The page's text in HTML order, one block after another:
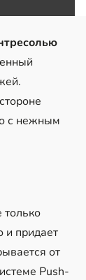
с нежным
только
и придает
от
Push-